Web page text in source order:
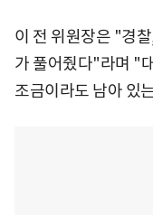
이 전 위원장은 "경
가 풀어줬다"라며 "
조금이라도 남아 있